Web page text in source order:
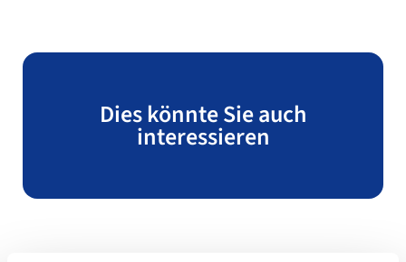
Dies könnte Sie auch
interessieren